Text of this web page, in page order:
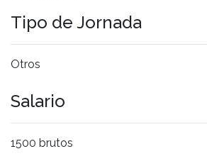
Tipo de Jornada
Otros
Salario
1500 brutos